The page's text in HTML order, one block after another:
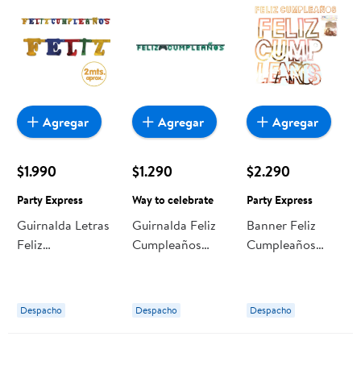
$1.990
Party Express
Guirnalda Letras
Feliz
Express
Despacho
Agregar
$1.290
Way to celebrate
Guirnalda Feliz
Cumpleaños
Despacho
Agregar
$2.290
Party Express
Banner Feliz
Cumpleaños
Despacho
Agregar